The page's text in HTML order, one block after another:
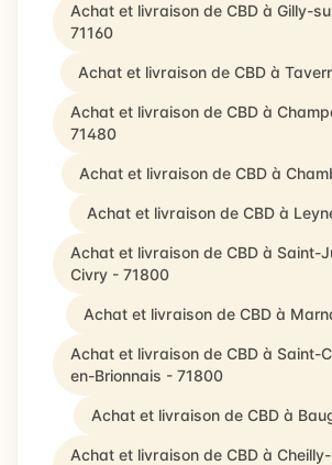
Achat et livraison de CBD à Gilly-
71160
Achat et livraison de CBD à
Achat et livraison de CBD à
71480
Achat et livraison de CBD à
Achat et livraison de CBD à
Achat et livraison de CBD à Saint-
Civry - 71800
Achat et livraison de CBD à
Achat et livraison de CBD à Saint-
en-Brionnais - 71800
Achat et livraison de CBD à
Achat et livraison de CBD à